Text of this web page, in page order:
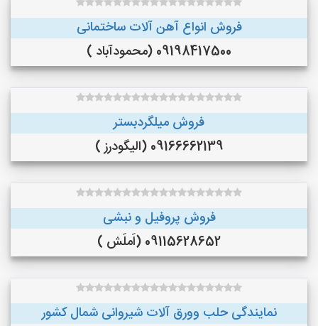
فروش انواع آهن آلات ساختمانی
09198417500 (محمودآباد )
فروش میلگردبستر
09166662139 (الیگودرز )
فروش پروفیل و نبشی
09115628652 (اَملَش )
نمایندگی حلب وورق آلات شیروانی شمال کشور